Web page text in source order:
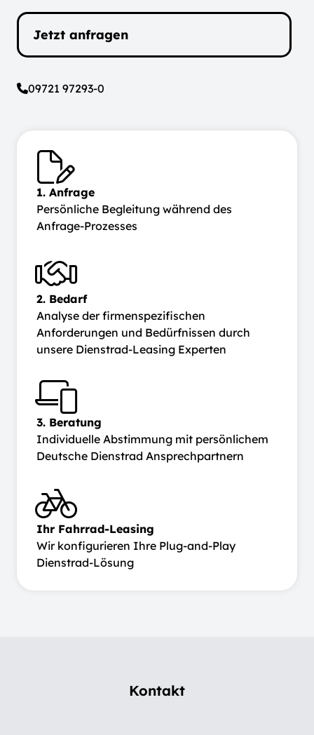
Jetzt anfragen
09721 97293-0
1. Anfrage
Persönliche Begleitung während des
Anfrage-Prozesses
2. Bedarf
Analyse der firmenspezifischen
Anforderungen und Bedürfnissen durch
unsere Dienstrad-Leasing Experten
3. Beratung
Individuelle Abstimmung mit persönlichem
Deutsche Dienstrad Ansprechpartnern
Ihr Fahrrad-Leasing
Wir konfigurieren Ihre Plug-and-Play
Dienstrad-Lösung
Kontakt